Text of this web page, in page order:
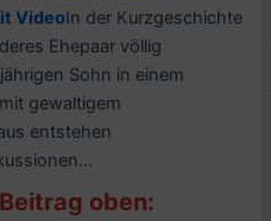
VideoIn der Kurzgeschichte
Ehepaar völlig
Sohn in einem
gewaltigem
entstehen
oben: